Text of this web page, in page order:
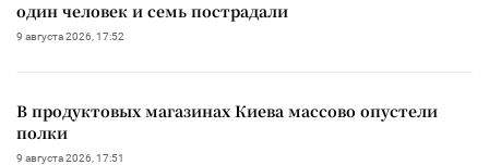
один человек и семь пострадали
9 августа 2026, 17:52
В продуктовых магазинах Киева массово опустели
полки
9 августа 2026, 17:51